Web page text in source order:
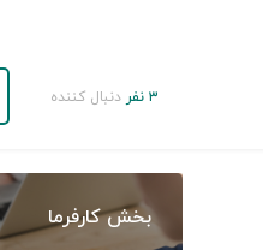
۳ نفر دنبال کننده
بخش کارفرما